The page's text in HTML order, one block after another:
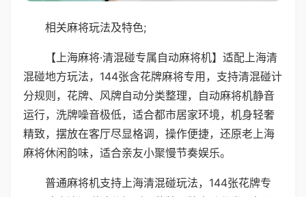
相关麻将玩法及特色;
【上海麻将·清混碰专属自动麻将机】适配上海清
混碰地方玩法，144张含花牌麻将专用，支持清混碰计
分规则，花牌、风牌自动分类整理，自动麻将机静音
运行，洗牌噪音极低，适合都市居家环境，机身轻奢
精致，摆放在客厅尽显格调，操作便捷，还原老上海
麻将休闲韵味，适合亲友小聚慢节奏娱乐。
普通麻将机支持上海清混碰玩法，144张花牌专